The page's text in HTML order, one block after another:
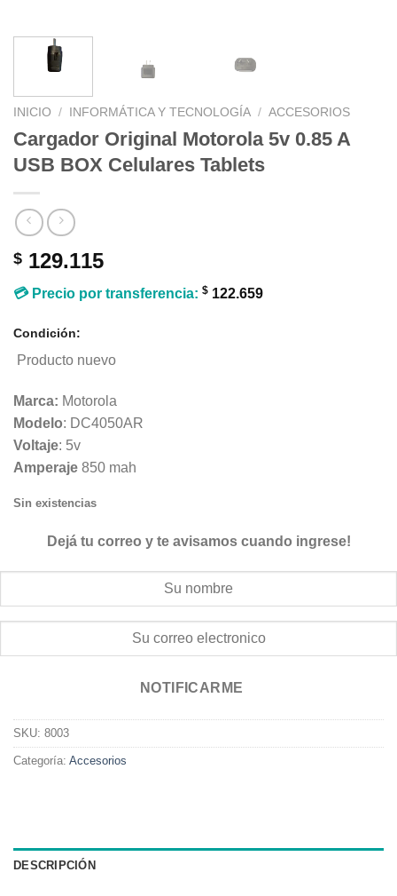
INICIO / INFORMÁTICA Y TECNOLOGÍA / ACCESORIOS
Cargador Original Motorola 5v 0.85 A
USB BOX Celulares Tablets
$ 129.115
💳 Precio por transferencia: $ 122.659
Condición:
Producto nuevo
Marca: Motorola
Modelo: DC4050AR
Voltaje: 5v
Amperaje 850 mah
Sin existencias
Dejá tu correo y te avisamos cuando ingrese!
NOTIFICARME
SKU: 8003
Categoría: Accesorios
DESCRIPCIÓN